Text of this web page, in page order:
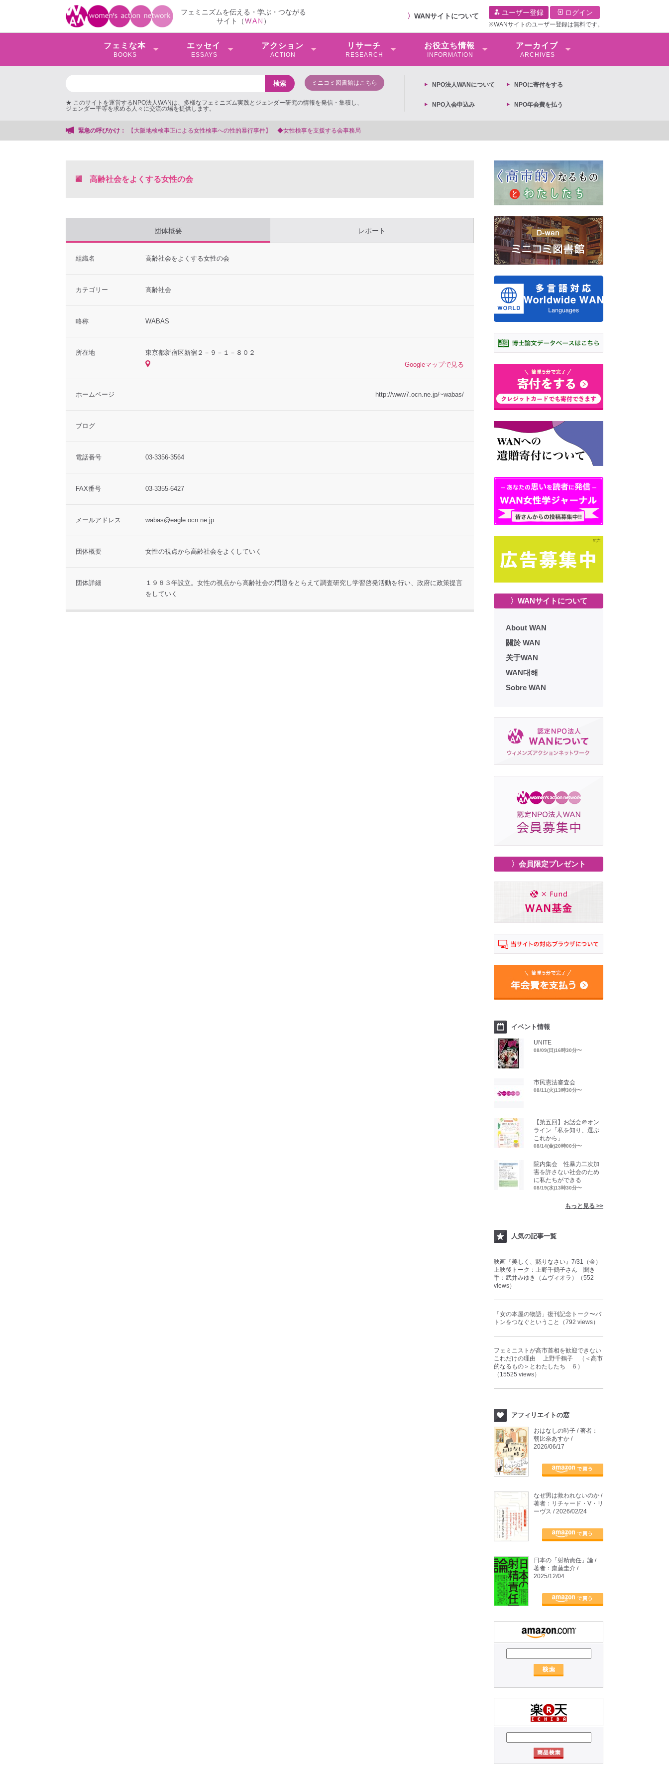
フェミニズムを伝える・学ぶ・つながる
サイト（WAN ）
〉 WANサイトについて ユーザー登録 ログイン
※WANサイトのユーザー登録は無料です。
フェミな本
BOOKS
エッセイ
ESSAYS
アクション
ACTION
リサーチ
RESEARCH
お役⽴ち情報
INFORMATION
アーカイブ
ARCHIVES
ミニコミ図書館はこちら
★ このサイトを運営するNPO法人WANは、多様なフェミニズム実践とジェンダー研究の情報を発信・集積し、
ジェンダー平等を求める人々に交流の場を提供します。
NPO法⼈WANについて NPOに寄付をする
NPO入会申込み NPO年会費を払う
緊急の呼びかけ：
【大阪地検検事正による女性検事への性的暴行事件】 ◆女性検事を支援する会事務局
高齢社会をよくする女性の会
団体概要 レポート
組織名 高齢社会をよくする女性の会
カテゴリー 高齢社会
略称 WABAS
所在地
東京都新宿区新宿２－９－１－８０２
Googleマップで見る
ホームページ http://www7.ocn.ne.jp/~wabas/
ブログ
電話番号 03-3356-3564
FAX番号 03-3355-6427
メールアドレス wabas@eagle.ocn.ne.jp
団体概要 女性の視点から高齢社会をよくしていく
団体詳細
１９８３年設立。女性の視点から高齢社会の問題をとらえて調査研究し学習啓発活動を行い、政府に政策提言
をしていく
〉WANサイトについて
About WAN
關於 WAN
关于WAN
WAN대해
Sobre WAN
〉会員限定プレゼント
イベント情報
UNITE
08/09(日)16時30分〜
市民憲法審査会
08/11(火)13時30分〜
【第五回】お話会＠オン
ライン「私を知り、選ぶ
これから」
08/14(金)20時00分〜
院内集会 性暴力二次加
害を許さない社会のため
に私たちができる
08/19(水)13時30分〜
もっと見る >>
人気の記事一覧
映画『美しく、黙りなさい』7/31（金）
上映後トーク：上野千鶴子さん 聞き
手：武井みゆき（ムヴィオラ）（552
views）
「女の本屋の物語」復刊記念トーク〜バ
トンをつなぐということ（792 views）
フェミニストが高市首相を歓迎できない
これだけの理由 上野千鶴子 （＜高市
的なるもの＞とわたしたち ６）
（15525 views）
アフィリエイトの窓
おはなしの時子 / 著者：
朝比奈あすか /
2026/06/17
なぜ男は救われないのか /
著者：リチャード・V・リ
ーヴス / 2026/02/24
日本の「射精責任」論 /
著者：齋藤圭介 /
2025/12/04